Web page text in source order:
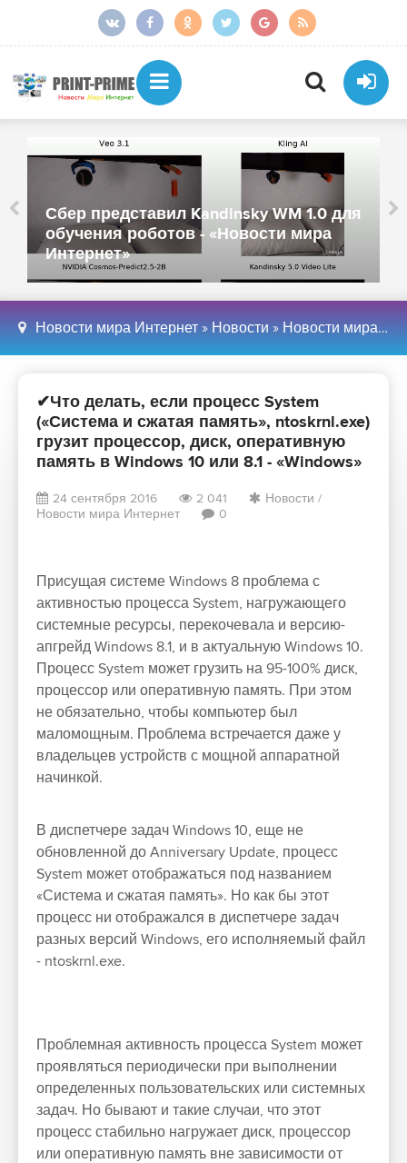
Сбер представил Kandinsky WM 1.0 для
обучения роботов - «Новости мира
Интернет»
Новости мира Интернет » Новости » Новости мира Интернет
✔Что делать, если процесс System
(«Система и сжатая память», ntoskrnl.exe)
грузит процессор, диск, оперативную
память в Windows 10 или 8.1 - «Windows»
24 сентября 2016 2 041 Новости /
Новости мира Интернет
0
Присущая системе Windows 8 проблема с
активностью процесса System, нагружающего
системные ресурсы, перекочевала и версию-
апгрейд Windows 8.1, и в актуальную Windows 10.
Процесс System может грузить на 95-100% диск,
процессор или оперативную память. При этом
не обязательно, чтобы компьютер был
маломощным. Проблема встречается даже у
владельцев устройств с мощной аппаратной
начинкой.
В диспетчере задач Windows 10, еще не
обновленной до Anniversary Update, процесс
System может отображаться под названием
«Система и сжатая память». Но как бы этот
процесс ни отображался в диспетчере задач
разных версий Windows, его исполняемый файл
- ntoskrnl.exe.
Проблемная активность процесса System может
проявляться периодически при выполнении
определенных пользовательских или системных
задач. Но бывают и такие случаи, что этот
процесс стабильно нагружает диск, процессор
или оперативную память вне зависимости от